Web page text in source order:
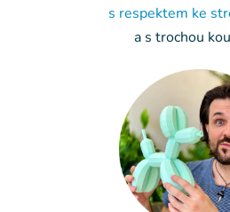
s respektem ke
a s trochou